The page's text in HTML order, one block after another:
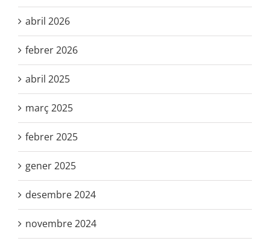
abril 2026
febrer 2026
abril 2025
març 2025
febrer 2025
gener 2025
desembre 2024
novembre 2024